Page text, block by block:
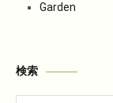
Garden
検索